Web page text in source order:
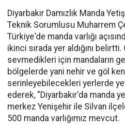
Diyarbakır Damızlık Manda
Teknik Sorumlusu Muharrem
Türkiye'de manda varlığı
ikinci sırada yer aldığını belirtti.
sevmedikleri için mandaların
bölgelerde yani nehir ve göl
serinleyebilecekleri yerlerde
ederek, "Diyarbakır'da manda
merkez Yenişehir ile Silvan
500 manda varlığımız mevcut.